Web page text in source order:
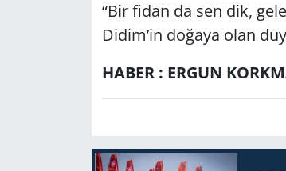
“Bir fidan da sen dik,
Didim’in do­ğa­ya olan
HABER : ERGUN